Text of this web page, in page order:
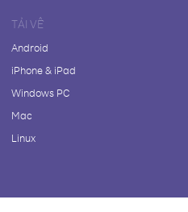
TẢI VỀ
Android
iPhone & iPad
Windows PC
Mac
Linux